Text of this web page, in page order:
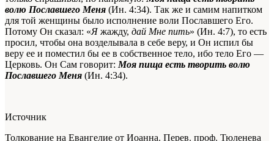
волю Пославшего Меня (Ин. 4:34). Так же и самим напитком
для той женщины было исполнение воли Пославшего Его.
Потому Он сказал: «Я жажду, дай Мне пить» (Ин. 4:7), то есть
просил, чтобы она возделывала в себе веру, и Он испил бы
веру ее и поместил бы ее в собственное тело, ибо тело Его —
Церковь. Он Сам говорит: Моя пища есть творить волю
Пославшего Меня (Ин. 4:34).
Источник
Толкование на Евангелие от Иоанна. Перев. проф. Тюленева